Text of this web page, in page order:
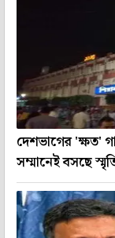
দেশভাগের 'ক্ষত'
সম্মানেই বসছে